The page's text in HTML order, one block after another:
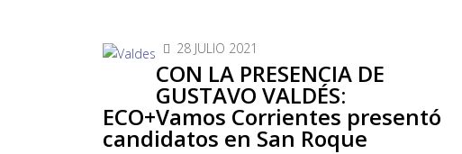
28 JULIO 2021
CON LA PRESENCIA DE
GUSTAVO VALDÉS:
ECO+Vamos Corrientes presentó
candidatos en San Roque